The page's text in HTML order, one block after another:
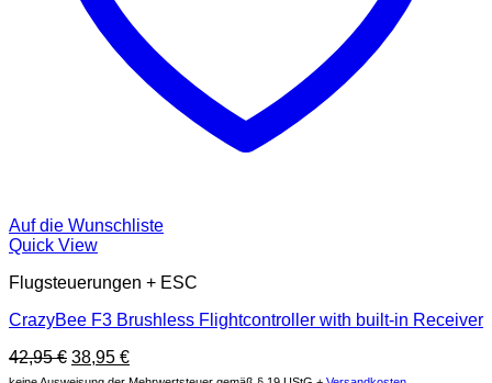
Auf die Wunschliste
Quick View
Flugsteuerungen + ESC
CrazyBee F3 Brushless Flightcontroller with built-in Receiver
42,95€ Original
price
38,95 €Current
price